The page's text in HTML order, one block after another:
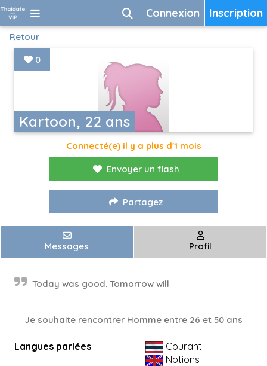
Inscription
Connexion
Retour
Kartoon, 22 ans
0
Connecté(e) il y a plus d'1 mois
Envoyer un flash
Partagez
Messages Profil
Today was good. Tomorrow will
Je souhaite rencontrer Homme entre 26 et 50 ans
Langues parlées
Courant
Notions